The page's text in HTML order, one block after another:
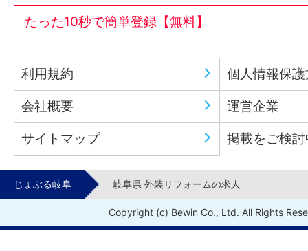
たった10秒で簡単登録【無料】
利用規約 個人情報保
会社概要 運営企業
サイトマップ 掲載をご検
じょぶる岐阜 岐阜県 外装リフォームの求人
Copyright (c) Bewin Co., Ltd. All Rights